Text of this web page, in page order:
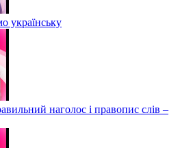
українську
наголос і правопис слів –